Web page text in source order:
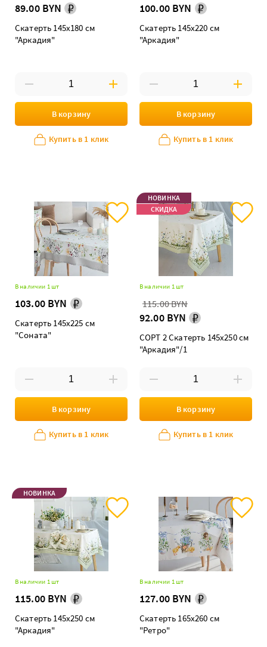
89.00 BYN
Скатерть 145х180 см
"Аркадия"
В корзину
Купить в 1 клик
100.00 BYN
Скатерть 145х220 см
"Аркадия"
В корзину
Купить в 1 клик
В наличии 1 шт
103.00 BYN
Скатерть 145х225 см
"Соната"
В корзину
Купить в 1 клик
НОВИНКА
СКИДКА
В наличии 1 шт
115.00 BYN
92.00 BYN
СОРТ 2 Скатерть 145х250 см
"Аркадия"/1
В корзину
Купить в 1 клик
НОВИНКА
В наличии 1 шт
115.00 BYN
Скатерть 145х250 см
"Аркадия"
В наличии 1 шт
127.00 BYN
Скатерть 165х260 см
"Ретро"